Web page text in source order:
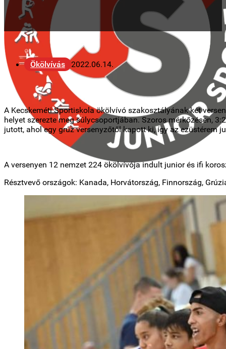
Ökölvívás 2022.06.14.
A Kecskeméti Sportiskola ökölvívó szakosztályának két
helyet szerezte meg súlycsoportjában. Szoros mérkőzésen,
jutott, ahol egy grúz versenyzőtől kapott ki, így az ezüstérem
A versenyen 12 nemzet 224 ökölvívója indult junior és ifi
Résztvevő országok: Kanada, Horvátország, Finnország,